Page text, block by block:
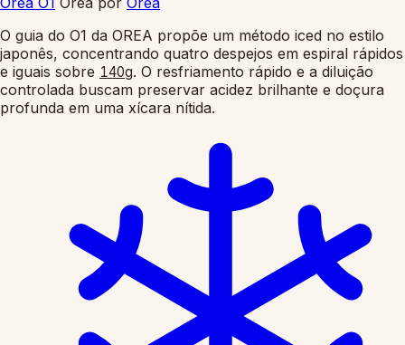
O guia do O1 da OREA propõe um método iced no estilo
japonês, concentrando quatro despejos em espiral rápidos
e iguais sobre 140g. O resfriamento rápido e a diluição
controlada buscam preservar acidez brilhante e doçura
profunda em uma xícara nítida.